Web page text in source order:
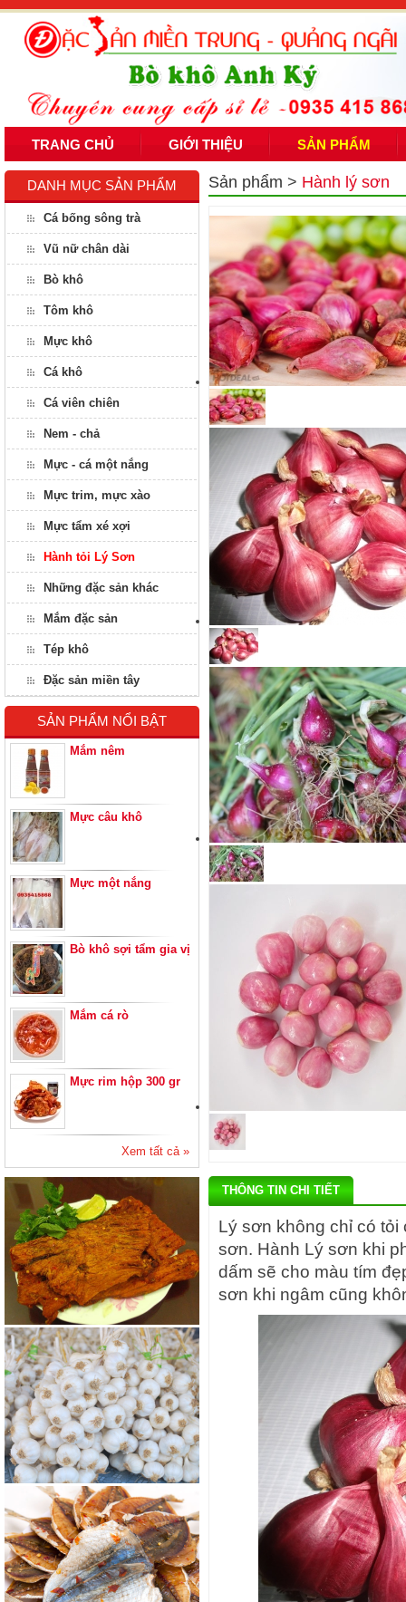
TRANG CHỦ GIỚI THIỆU SẢN PHẨM
DANH MỤC SẢN PHẨM
Cá bống sông trà
Vũ nữ chân dài
Bò khô
Tôm khô
Mực khô
Cá khô
Cá viên chiên
Nem - chả
Mực - cá một nắng
Mực trim, mực xào
Mực tẩm xé xợi
Hành tỏi Lý Sơn
Những đặc sản khác
Mắm đặc sản
Tép khô
Đặc sản miền tây
SẢN PHẨM NỔI BẬT
Mắm nêm
Mực câu khô
Mực một nắng
Bò khô sợi tẩm gia vị
Mắm cá rò
Mực rim hộp 300 gr
Xem tất cả »
Sản phẩm > Hành lý sơn
THÔNG TIN CHI TIẾT
Lý sơn không chỉ có tỏi
sơn. Hành Lý sơn khi
dấm sẽ cho màu tím
sơn khi ngâm cũng